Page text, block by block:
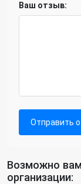
Ваш отзыв:
Отправить
Возможно
организации: